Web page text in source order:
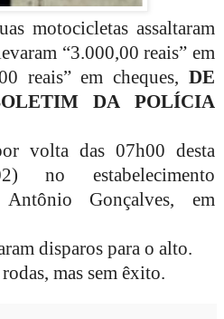
motocicletas assaltaram
“3.000,00 reais” em
reais” em cheques, DE
DA POLÍCIA
volta das 07h00 desta
no estabelecimento
Gonçalves, em
disparos para o alto.
mas sem êxito.